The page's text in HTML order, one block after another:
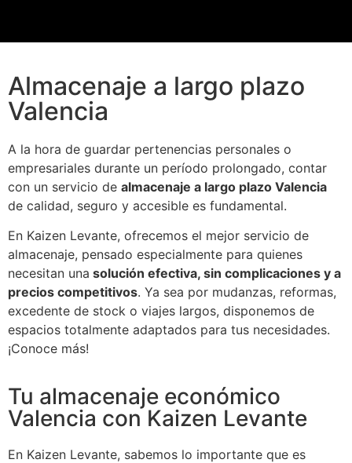
Almacenaje a largo plazo
Valencia
A la hora de guardar pertenencias personales o
empresariales durante un período prolongado, contar
con un servicio de almacenaje a largo plazo Valencia
de calidad, seguro y accesible es fundamental.
En Kaizen Levante, ofrecemos el mejor servicio de
almacenaje, pensado especialmente para quienes
necesitan una solución efectiva, sin complicaciones y a
precios competitivos. Ya sea por mudanzas, reformas,
excedente de stock o viajes largos, disponemos de
espacios totalmente adaptados para tus necesidades.
¡Conoce más!
Tu almacenaje económico
Valencia con Kaizen Levante
En Kaizen Levante, sabemos lo importante que es